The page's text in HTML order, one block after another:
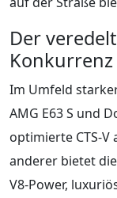
Der
Konkurrenz
Im Umfeld
AMG E63 S und
optimierte CTS-V
anderer bietet
V8-Power,